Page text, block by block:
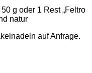
g oder 1 Rest „Feltro
natur
auf Anfrage.